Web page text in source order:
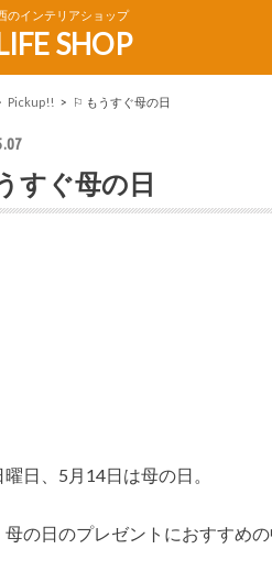
のインテリアショップ
SHOP
Pickup!! ⚐ もうすぐ母の日
すぐ母の日
日、5月14日は母の日。
の日のプレゼントにおすすめの